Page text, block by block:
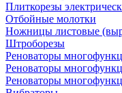
Плиткорезы
Отбойные молотки
Ножницы листовые
Штроборезы
Реноваторы
Реноваторы
Реноваторы